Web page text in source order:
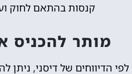
קנסות בהתאם לחוק
מותר להכניס
לפי הדיווחים של דיסני, ניתן